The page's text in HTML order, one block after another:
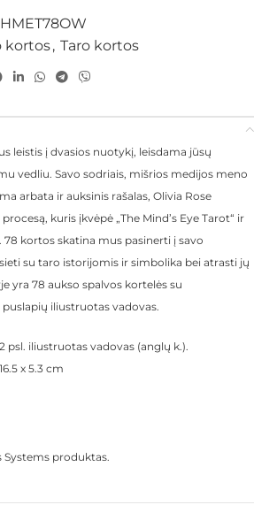
kortos, Taro kortos
leistis į dvasios nuotykį, leisdama jūsų
vedliu. Savo sodriais, mišrios medijos meno
arbata ir auksinis rašalas, Olivia Rose
kuris įkvėpė „The Mind’s Eye Tarot“ ir
kortos skatina mus pasinerti į savo
su taro istorijomis ir simbolika bei atrasti jų
yra 78 aukso spalvos kortelės su
puslapių iliustruotas vadovas.
psl. iliustruotas vadovas (anglų k.).
x 5.3 cm
Systems produktas.